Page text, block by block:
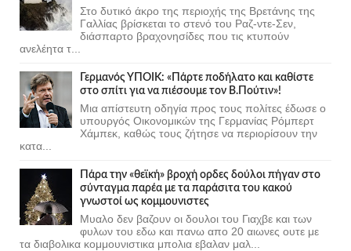
Στο δυτικό άκρο της περιοχής της Βρετάνης της
Γαλλίας βρίσκεται το στενό του Ραζ-ντε-Σεν,
διάσπαρτο βραχονησίδες που τις κτυπούν
ανελέητα τ...
Γερμανός ΥΠΟΙΚ: «Πάρτε ποδήλατο και καθίστε
στο σπίτι για να πιέσουμε τον Β.Πούτιν»!
Μια απίστευτη οδηγία προς τους πολίτες έδωσε ο
υπουργός Οικονομικών της Γερμανίας Ρόμπερτ
Χάμπεκ, καθώς τους ζήτησε να περιορίσουν την
κατα...
Πάρα την «θεϊκή» βροχή ορδες δούλοι πήγαν στο
σύνταγμα παρέα με τα παράσιτα του κακού
γνωστοί ως κομμουνιστες
Μυαλο δεν βαζουν οι δουλοι του Γιαχβε και των
φυλων του εδω και πανω απο 20 αιωνες ουτε με
τα διαβολικα κομμουνιστικα μπολια εβαλαν μαλ...